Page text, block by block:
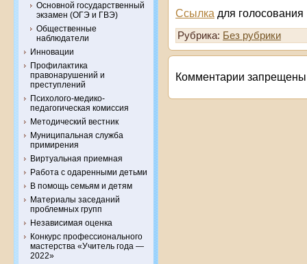
Основной государственный
экзамен (ОГЭ и ГВЭ)
Общественные
наблюдатели
Инновации
Профилактика
правонарушений и
преступлений
Психолого-медико-
педагогическая комиссия
Методический вестник
Муниципальная служба
примирения
Виртуальная приемная
Работа с одаренными детьми
В помощь семьям и детям
Материалы заседаний
проблемных групп
Независимая оценка
Конкурс профессионального
мастерства «Учитель года —
2022»
Ссылка для голосования
Рубрика: Без рубрики
Комментарии